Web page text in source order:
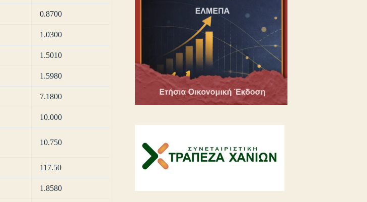
0.8700
1.0300
1.5010
1.5980
7.1800
10.000
10.750
117.50
1.8580